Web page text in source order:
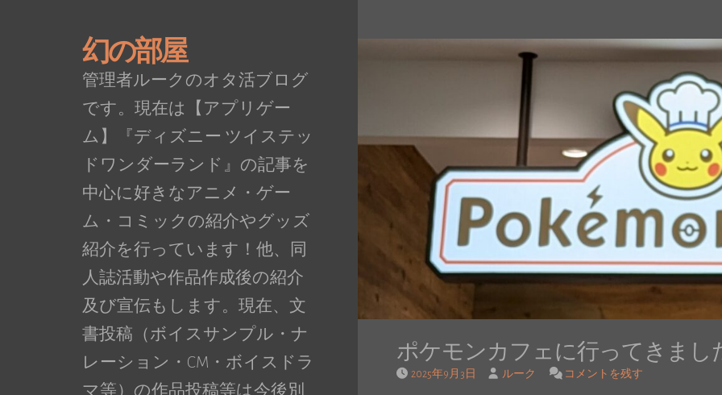
幻の部屋
管理者ルークのオタ活ブログ
です。現在は【アプリゲー
ム】『ディズニー ツイステッ
ドワンダーランド』の記事を
中心に好きなアニメ・ゲー
ム・コミックの紹介やグッズ
紹介を行っています！他、同
人誌活動や作品作成後の紹介
及び宣伝もします。現在、文
書投稿（ボイスサンプル・ナ
レーション・CM・ボイスドラ
マ等）の作品投稿等は今後別
ポケモンカフェに行ってきまし
2025年9月3日 ルーク コメントを残す